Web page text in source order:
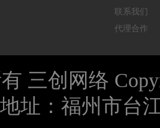
联系我们
代理合作
三创网络
址：福州市台